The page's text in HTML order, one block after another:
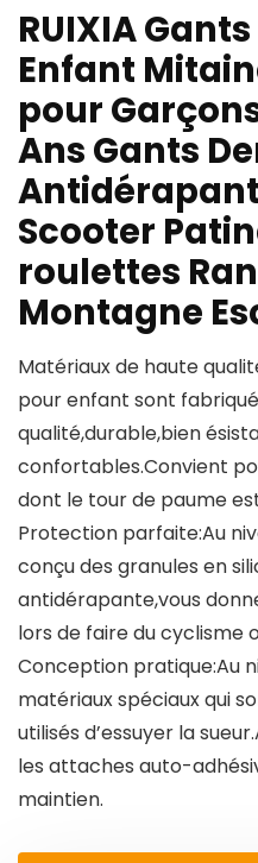
RUIXIA
Enfant
pour
Ans Gants
Scooter
roulettes
Montagne
Matériaux de haute
pour enfant sont
qualité,durable,bien
confortables.Convient
dont le tour de paume
Protection parfaite:Au
conçu des granules en
antidérapante,vous
lors de faire du cyclisme
Conception pratique:Au
matériaux spéciaux qui
utilisés d’essuyer la
les attaches auto-
maintien.